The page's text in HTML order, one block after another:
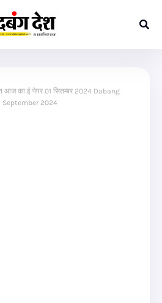
आज का ई पेपर 01 सितम्बर 2024 Dabang
September 2024